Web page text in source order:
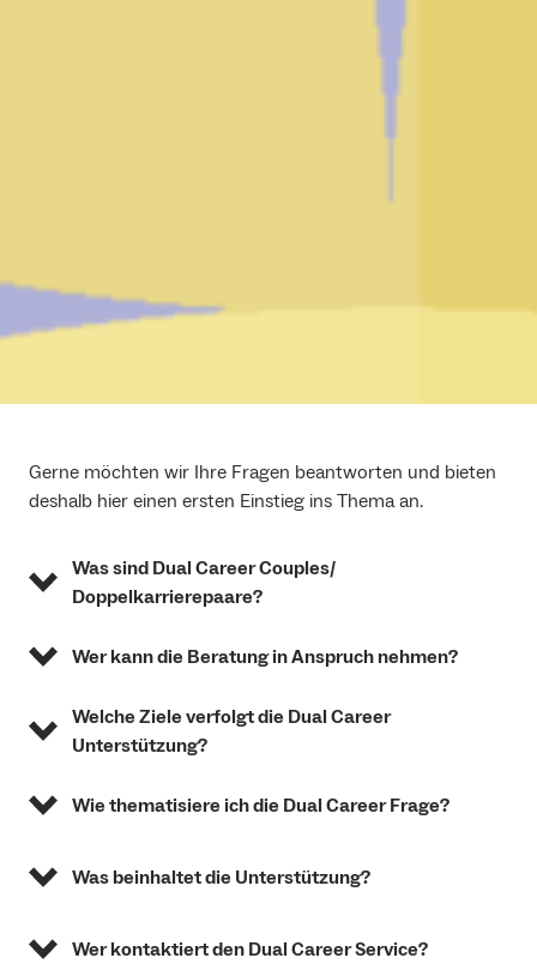
Gerne möchten wir Ihre Fragen beantworten und bieten
deshalb hier einen ersten Einstieg ins Thema an.
Was sind Dual Career Couples/
Doppelkarrierepaare?
Wer kann die Beratung in Anspruch nehmen?
Welche Ziele verfolgt die Dual Career
Unterstützung?
Wie thematisiere ich die Dual Career Frage?
Was beinhaltet die Unterstützung?
Wer kontaktiert den Dual Career Service?